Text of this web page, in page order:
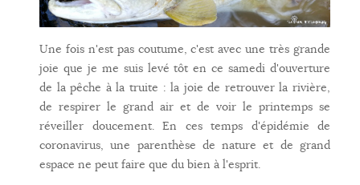
Une fois n'est pas coutume, c'est avec une très grande
joie que je me suis levé tôt en ce samedi d'ouverture
de la pêche à la truite : la joie de retrouver la rivière,
de respirer le grand air et de voir le printemps se
réveiller doucement. En ces temps d'épidémie de
coronavirus, une parenthèse de nature et de grand
espace ne peut faire que du bien à l'esprit.